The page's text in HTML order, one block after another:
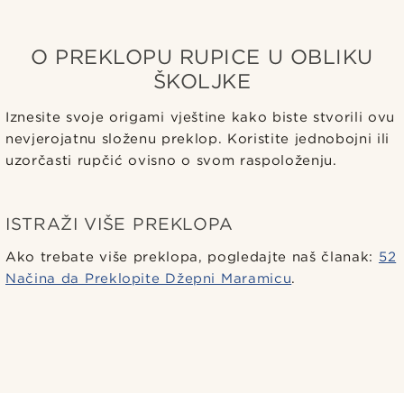
O PREKLOPU RUPICE U OBLIKU
ŠKOLJKE
Iznesite svoje origami vještine kako biste stvorili ovu
nevjerojatnu složenu preklop. Koristite jednobojni ili
uzorčasti rupčić ovisno o svom raspoloženju.
ISTRAŽI VIŠE PREKLOPA
Ako trebate više preklopa, pogledajte naš članak: 52
Načina da Preklopite Džepni Maramicu.